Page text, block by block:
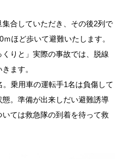
集合していただき、その後2列で
ほど歩いて避難いたします。
りと」実際の事故では、脱線
ます。
乗用車の運転手1名は負傷して
。準備が出来しだい避難誘導
ては救急隊の到着を待って救